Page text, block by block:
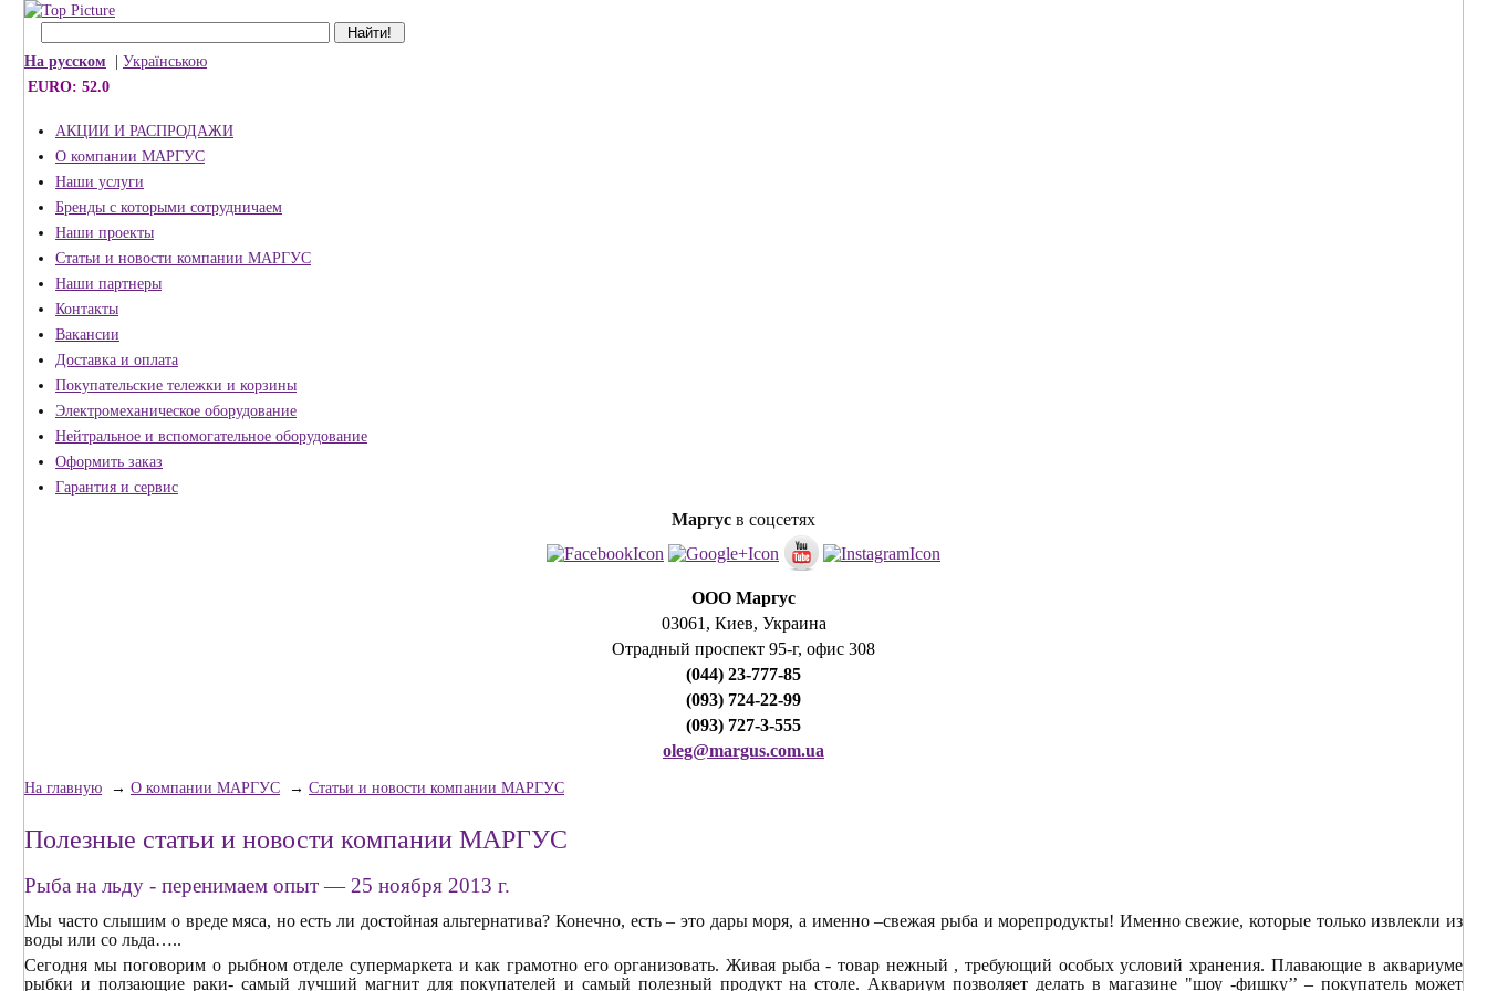
На русском
Українською
EURO: 52.0
АКЦИИ И РАСПРОДАЖИ
О компании МАРГУС
Наши услуги
Бренды с которыми сотрудничаем
Наши проекты
Статьи и новости компании МАРГУС
Наши партнеры
Контакты
Вакансии
Доставка и оплата
Покупательские тележки и корзины
Электромеханическое оборудование
Нейтральное и вспомогательное оборудование
Оформить заказ
Гарантия и сервис
Маргус в соцсетях
ООО Маргус
03061, Киев, Украина
Отрадный проспект 95-г, офис 308
(044) 23-777-85
(093) 724-22-99
(093) 727-3-555
oleg@margus.com.ua
На главную → О компании МАРГУС → Статьи и новости компании МАРГУС
Полезные статьи и новости компании МАРГУС
Рыба на льду - перенимаем опыт— 25 ноября 2013 г.
Мы часто слышим о вреде мяса, но есть ли достойная альтернатива? Конечно, есть – это дары моря, а именно –свежая рыба и морепродукты! Именно свежие, которые только извлекли из
воды или со льда…..
Сегодня мы поговорим о рыбном отделе супермаркета и как грамотно его организовать. Живая рыба - товар нежный , требующий особых условий хранения. Плавающие в аквариуме
рыбки и ползающие раки- самый лучший магнит для покупателей и самый полезный продукт на столе. Аквариум позволяет делать в магазине "шоу -фишку’’ – покупатель может